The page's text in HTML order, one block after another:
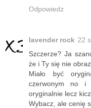
Odpowiedz
lavender rock 22
Szczerze? Ja
że i Ty się nie
Miało być
czerwonym no i
oryginalnie lecz
Wybacz, ale cenię